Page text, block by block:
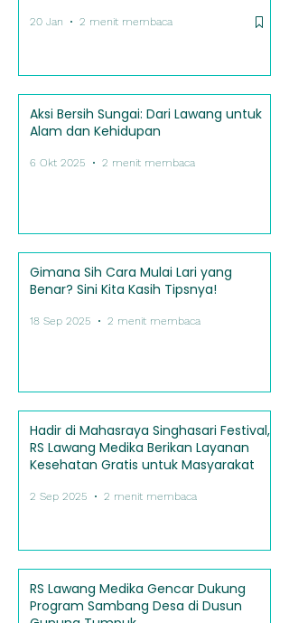
20 Jan 2 menit membaca
Aksi Bersih Sungai: Dari Lawang untuk
Alam dan Kehidupan
6 Okt 2025 2 menit membaca
Gimana Sih Cara Mulai Lari yang
Benar? Sini Kita Kasih Tipsnya!
18 Sep 2025 2 menit membaca
Hadir di Mahasraya Singhasari Festival,
RS Lawang Medika Berikan Layanan
Kesehatan Gratis untuk Masyarakat
2 Sep 2025 2 menit membaca
RS Lawang Medika Gencar Dukung
Program Sambang Desa di Dusun